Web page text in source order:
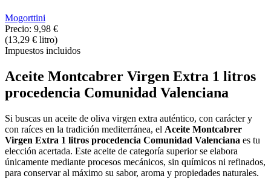
Mogorttini
Precio: 9,98 €
(13,29 € litro)
Impuestos incluidos
Aceite Montcabrer Virgen Extra 1 litros
procedencia Comunidad Valenciana
Si buscas un aceite de oliva virgen extra auténtico, con carácter y
con raíces en la tradición mediterránea, el Aceite Montcabrer
Virgen Extra 1 litros procedencia Comunidad Valenciana es tu
elección acertada. Este aceite de categoría superior se elabora
únicamente mediante procesos mecánicos, sin químicos ni refinados,
para conservar al máximo su sabor, aroma y propiedades naturales.